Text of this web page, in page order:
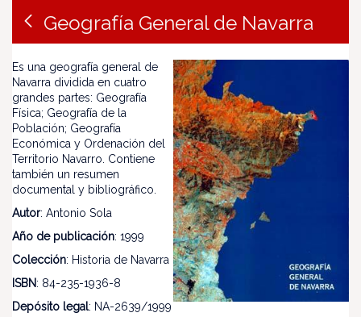
Geografía General de Navarra
Es una geografía general de
Navarra dividida en cuatro
grandes partes: Geografía
Física; Geografía de la
Población; Geografía
Económica y Ordenación del
Territorio Navarro. Contiene
también un resumen
documental y bibliográfico.
Autor: Antonio Sola
Año de publicación: 1999
Colección: Historia de Navarra
ISBN: 84-235-1936-8
Depósito legal: NA-2639/1999